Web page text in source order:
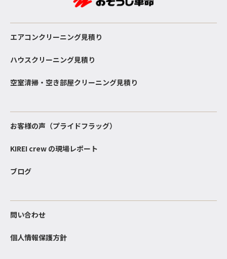
エアコンクリーニング見積り
ハウスクリーニング見積り
空室清掃・空き部屋クリーニング見積り
お客様の声（プライドフラッグ）
KIREI crew の現場レポート
ブログ
問い合わせ
個人情報保護方針